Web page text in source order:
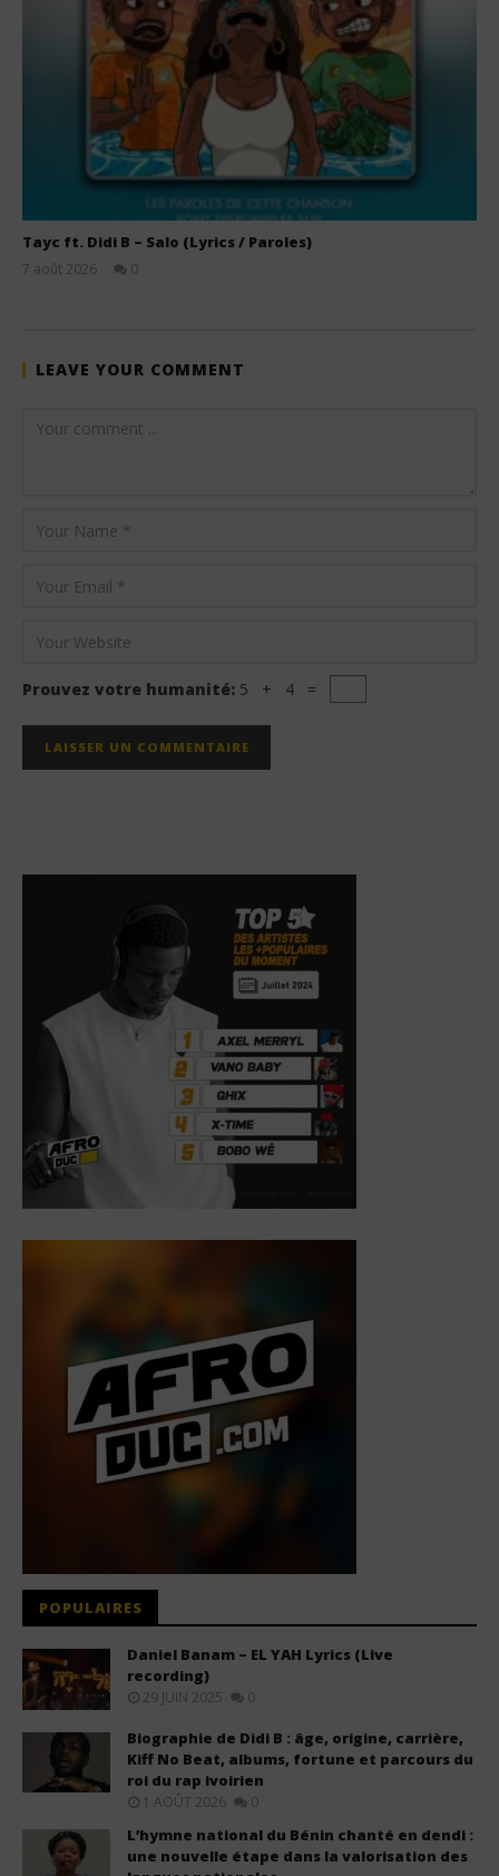
Tayc ft. Didi B – Salo (Lyrics / Paroles)
7 août 2026
0
LEAVE YOUR COMMENT
Prouvez votre humanité: 5 + 4 =
POPULAIRES
Daniel Banam – EL YAH Lyrics (Live
recording)
29 JUIN 2025 0
Biographie de Didi B : âge, origine, carrière,
Kiff No Beat, albums, fortune et parcours du
roi du rap ivoirien
1 AOÛT 2026 0
L’hymne national du Bénin chanté en dendi :
une nouvelle étape dans la valorisation des